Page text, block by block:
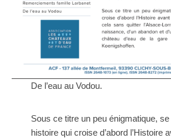
De l’eau au Vodou.
Sous ce titre un peu énigmatique,
histoire qui croise d’abord l’Histoire